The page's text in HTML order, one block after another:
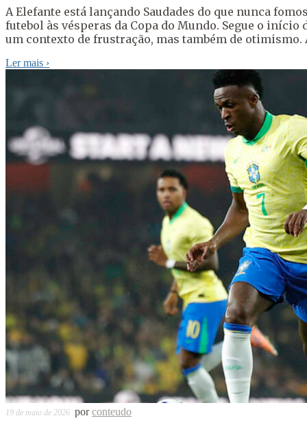
A Elefante está lançando Saudades do que nunca
futebol às vésperas da Copa do Mundo. Segue o
um contexto de frustração, mas também de
Ler mais ›
19 de maio de 2026 porconteudo